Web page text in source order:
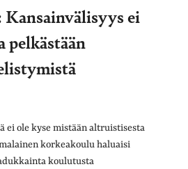
ei
pelkästään
ei ole kyse mistään altruistisesta
korkeakoulu haluaisi
koulutusta